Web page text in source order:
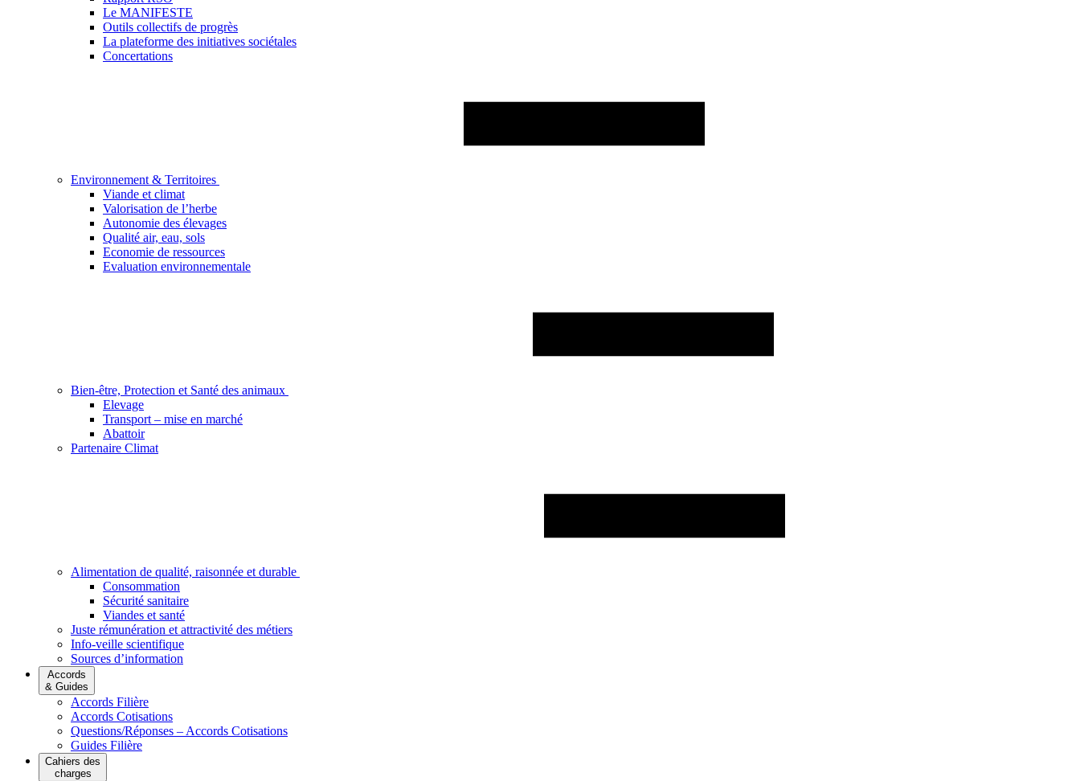
Le MANIFESTE
Outils collectifs de progrès
La plateforme des initiatives sociétales
Concertations
Environnement & Territoires
Viande et climat
Valorisation de l’herbe
Autonomie des élevages
Qualité air, eau, sols
Economie de ressources
Evaluation environnementale
Bien-être, Protection et Santé des animaux
Elevage
Transport – mise en marché
Abattoir
Partenaire Climat
Alimentation de qualité, raisonnée et durable
Consommation
Sécurité sanitaire
Viandes et santé
Juste rémunération et attractivité des métiers
Info-veille scientifique
Sources d’information
Accords
& Guides
Accords Filière
Accords Cotisations
Questions/Réponses – Accords Cotisations
Guides Filière
Cahiers des
charges